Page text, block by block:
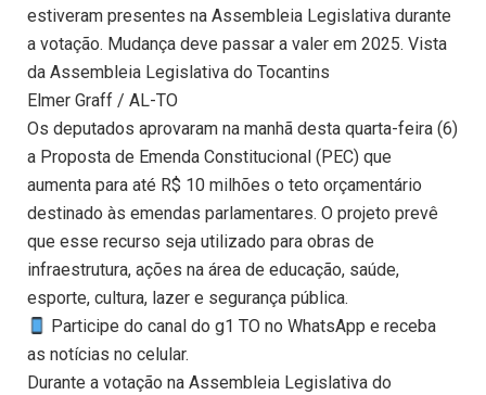
estiveram presentes na Assembleia Legislativa durante
a votação. Mudança deve passar a valer em 2025. Vista
da Assembleia Legislativa do Tocantins
Elmer Graff / AL-TO
Os deputados aprovaram na manhã desta quarta-feira (6)
a Proposta de Emenda Constitucional (PEC) que
aumenta para até R$ 10 milhões o teto orçamentário
destinado às emendas parlamentares. O projeto prevê
que esse recurso seja utilizado para obras de
infraestrutura, ações na área de educação, saúde,
esporte, cultura, lazer e segurança pública.
Participe do canal do g1 TO no WhatsApp e receba
as notícias no celular.
Durante a votação na Assembleia Legislativa do